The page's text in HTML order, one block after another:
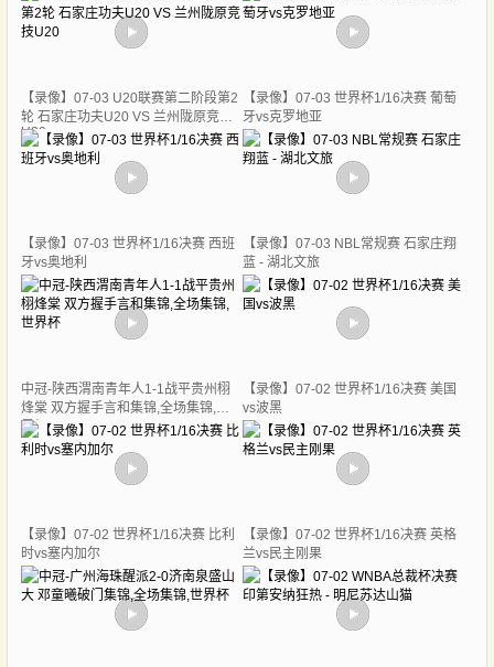
【录像】07-03 U20联赛第二阶段第2
轮 石家庄功夫U20 VS 兰州陇原竞技
U20
【录像】07-03 世界杯1/16决赛 葡萄
牙vs克罗地亚
【录像】07-03 世界杯1/16决赛 西班
牙vs奥地利
【录像】07-03 NBL常规赛 石家庄翔
蓝 - 湖北文旅
中冠-陕西渭南青年人1-1战平贵州栩
烽棠 双方握手言和集锦,全场集锦,世
界杯
【录像】07-02 世界杯1/16决赛 美国
vs波黑
【录像】07-02 世界杯1/16决赛 比利
时vs塞内加尔
【录像】07-02 世界杯1/16决赛 英格
兰vs民主刚果